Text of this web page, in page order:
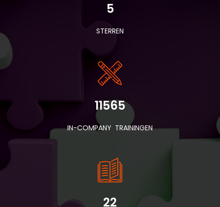
5
STERREN
11565
IN-COMPANY TRAININGEN
22